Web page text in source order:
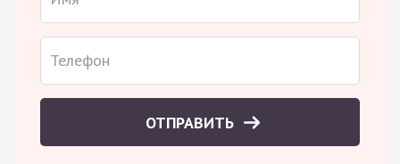
ОТПРАВИТЬ